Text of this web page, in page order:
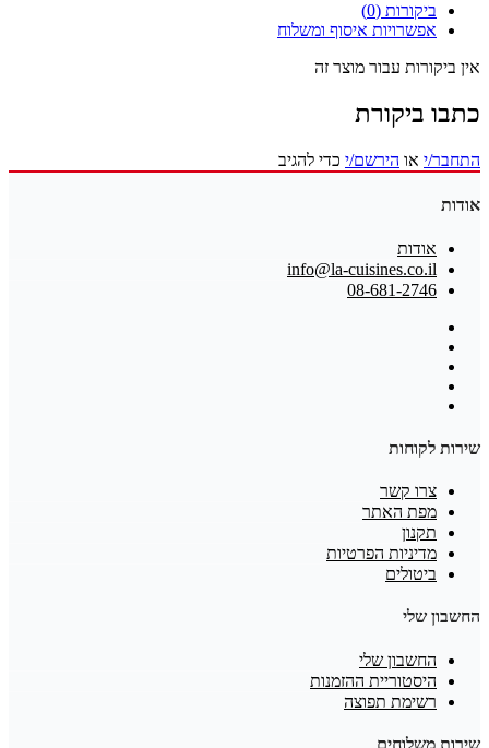
ביקורות (0)
אפשרויות איסוף ומשלוח
אין ביקורות עבור מוצר זה
כתבו ביקורת
התחבר/י או הירשם/י כדי להגיב
אודות
אודות
info@la-cuisines.co.il
08-681-2746
שירות לקוחות
צרו קשר
מפת האתר
תקנון
מדיניות הפרטיות
ביטולים
החשבון שלי
החשבון שלי
היסטוריית ההזמנות
רשימת תפוצה
שירות משלוחים